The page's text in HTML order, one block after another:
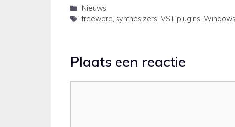
PalmOS,…
Categorieën
Nieuws
Tags
freeware, synthesizers,VST-plugins,Windows
Plaats een reactie